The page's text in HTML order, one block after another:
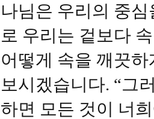
나님은 우리의 중
로 우리는 겉보다
어떻게 속을 깨끗
보시겠습니다. “그
하면 모든 것이 너